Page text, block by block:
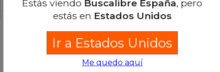
Preguntas y respuestas sobre el libro
Estás viendo Buscalibre España, pero
estás en Estados Unidos
Ir a Estados Unidos
Me quedo aquí